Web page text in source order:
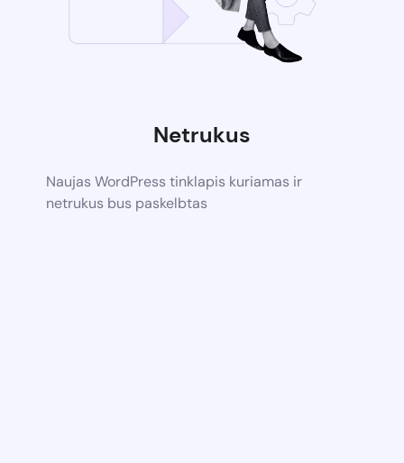
Netrukus
Naujas WordPress tinklapis kuriamas ir
netrukus bus paskelbtas